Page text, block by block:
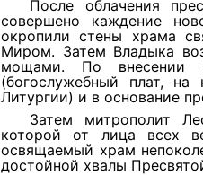
После облачения
совершено каждение
окропили стены храма
Миром. Затем Владыка
мощами. По внесении
(богослужебный плат,
Литургии) и в основание
Затем митрополит
которой от лица всех
освящаемый храм
достойной хвалы